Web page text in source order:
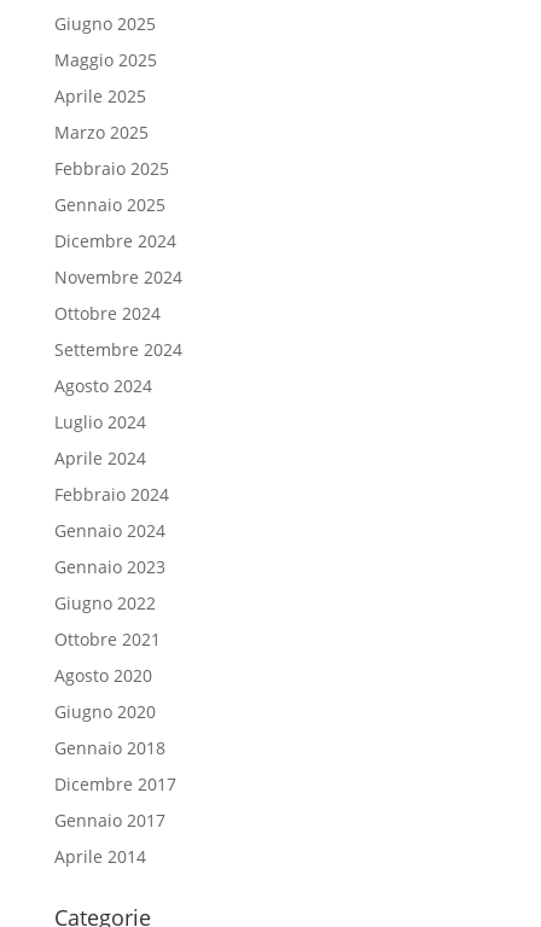
Giugno 2025
Maggio 2025
Aprile 2025
Marzo 2025
Febbraio 2025
Gennaio 2025
Dicembre 2024
Novembre 2024
Ottobre 2024
Settembre 2024
Agosto 2024
Luglio 2024
Aprile 2024
Febbraio 2024
Gennaio 2024
Gennaio 2023
Giugno 2022
Ottobre 2021
Agosto 2020
Giugno 2020
Gennaio 2018
Dicembre 2017
Gennaio 2017
Aprile 2014
Categorie